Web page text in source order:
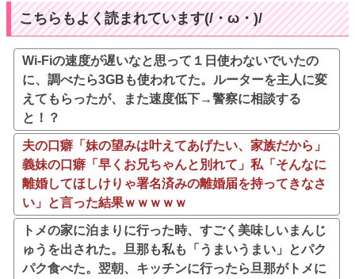
こちらもよく読まれています(/・ω・)/
Wi-Fiの速度が遅いなと思って１日使わないでいたの
に、調べたら3GBも使われてた。ルーターを主人に変
えてもらったが、また速度低下→警察に相談する
と！？
夫の口癖「妹の望みは叶えてあげたい、家族だから」
義妹の口癖「早くお兄ちゃんと別れて」私「そんなに
離婚してほしけりゃ署名済みの離婚届を持ってきなさ
い」と言った結果ｗｗｗｗｗ
トメの家に泊まりに行った時、すごく美味しいまんじ
ゅうを出された。旦那も私も「うまいうまい」とパク
パク食べた。翌朝、キッチンに行ったら旦那がトメに